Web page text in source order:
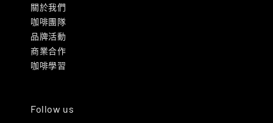
關於我們
咖啡團隊
品牌活動
商業合作
咖啡學習
Follow us